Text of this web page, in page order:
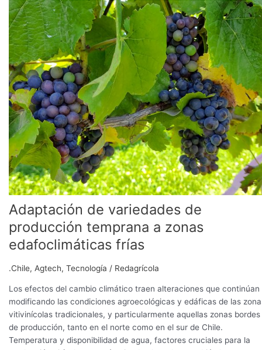
Adaptación de variedades de
producción temprana a zonas
edafoclimáticas frías
.Chile, Agtech, Tecnología / Redagrícola
Los efectos del cambio climático traen alteraciones que continúan
modificando las condiciones agroecológicas y edáficas de las
vitivinícolas tradicionales, y particularmente aquellas zonas bordes
de producción, tanto en el norte como en el sur de Chile.
Temperatura y disponibilidad de agua, factores cruciales para la
Adaptación
de
variedades
de
producción
temprana
a
zonas
edafoclimáticas
frías